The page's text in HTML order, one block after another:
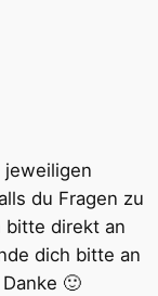
jeweiligen
du Fragen zu
bitte direkt an
dich bitte an
Danke 🙂